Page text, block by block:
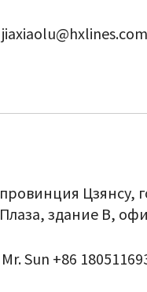
jiaxiaolu@hxlines.com
провинция Цзянсу,
Плаза, здание B,
Mr. Sun +86